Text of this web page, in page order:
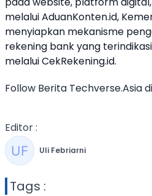
melalui AduanKonten.id,
menyiapkan mekanisme
rekening bank yang
melalui CekRekening.id.
Follow Berita Techverse.Asia di
Editor :
Uli Febriarni
Tags :